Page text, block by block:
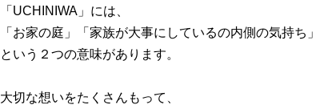
「UCHINIWA」には、
「お家の庭」「家族が大事にしているの内側の気持ち」
という２つの意味があります。
大切な想いをたくさんもって、